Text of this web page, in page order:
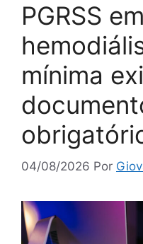
PGRSS
mínima
04/08/2026 Por